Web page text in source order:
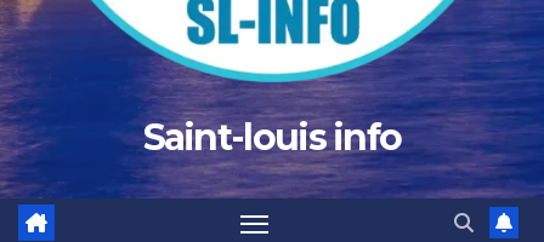
Saint-louis info